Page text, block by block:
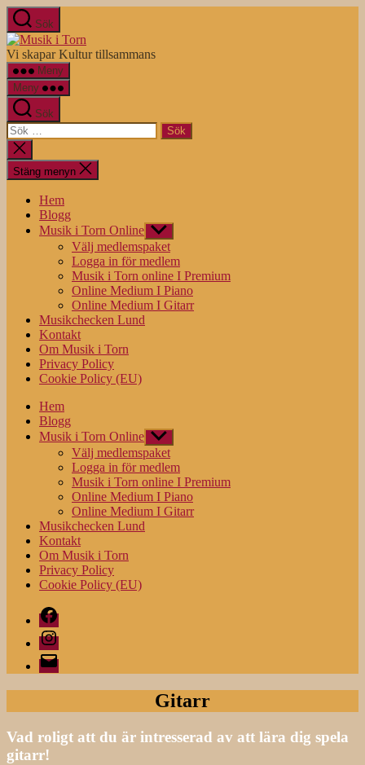
Hoppa
till
innehåll
Sök
i
Vi skapar Kultur tillsammans
Meny
Meny
Sök
Sök
efter:
Stäng
sökningen
Stäng menyn
Hem
Blogg
Musik i Torn Online Visa
undermeny
Välj medlemspaket
Logga in för medlem
Musik i Torn online I Premium
Online Medium I Piano
Online Medium I Gitarr
Musikchecken Lund
Kontakt
Om Musik i Torn
Privacy Policy
Cookie Policy (EU)
Hem
Blogg
Musik i Torn Online Visa
undermeny
Välj medlemspaket
Logga in för medlem
Musik i Torn online I Premium
Online Medium I Piano
Online Medium I Gitarr
Musikchecken Lund
Kontakt
Om Musik i Torn
Privacy Policy
Cookie Policy (EU)
Facebook
Instagram
E-
post
Gitarr
Vad roligt att du är intresserad av att lära dig spela
gitarr!